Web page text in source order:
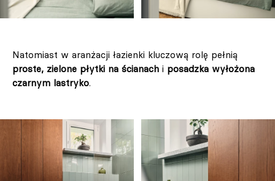
Natomiast w aranżacji łazienki kluczową rolę pełnią
proste, zielone płytki na ścianach i posadzka wyłożona
czarnym lastryko.